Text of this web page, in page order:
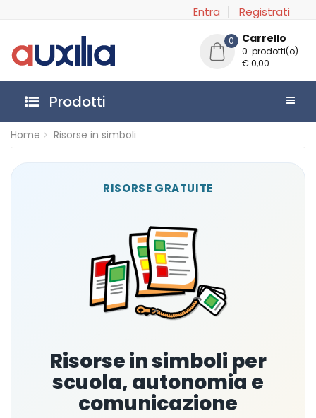
Entra Registrati
0 Carrello
0 prodotti(o)
€ 0,00
Prodotti
Home Risorse in simboli
RISORSE GRATUITE
Risorse in simboli per
scuola, autonomia e
comunicazione